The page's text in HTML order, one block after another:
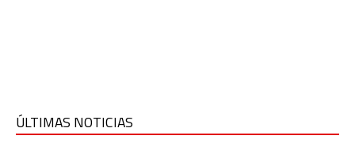
ÚLTIMAS NOTICIAS